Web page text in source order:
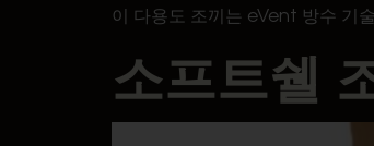
이 다용도 조끼는 eVent 방수 기
소프트쉘